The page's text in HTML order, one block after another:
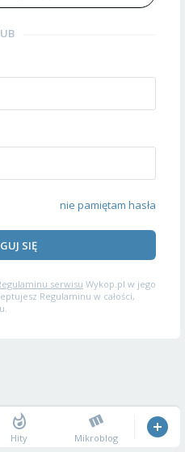
nie pamiętam hasła
SIĘ
serwisu Wykop.pl w jego
Regulaminu w całości,
Hity Mikroblog